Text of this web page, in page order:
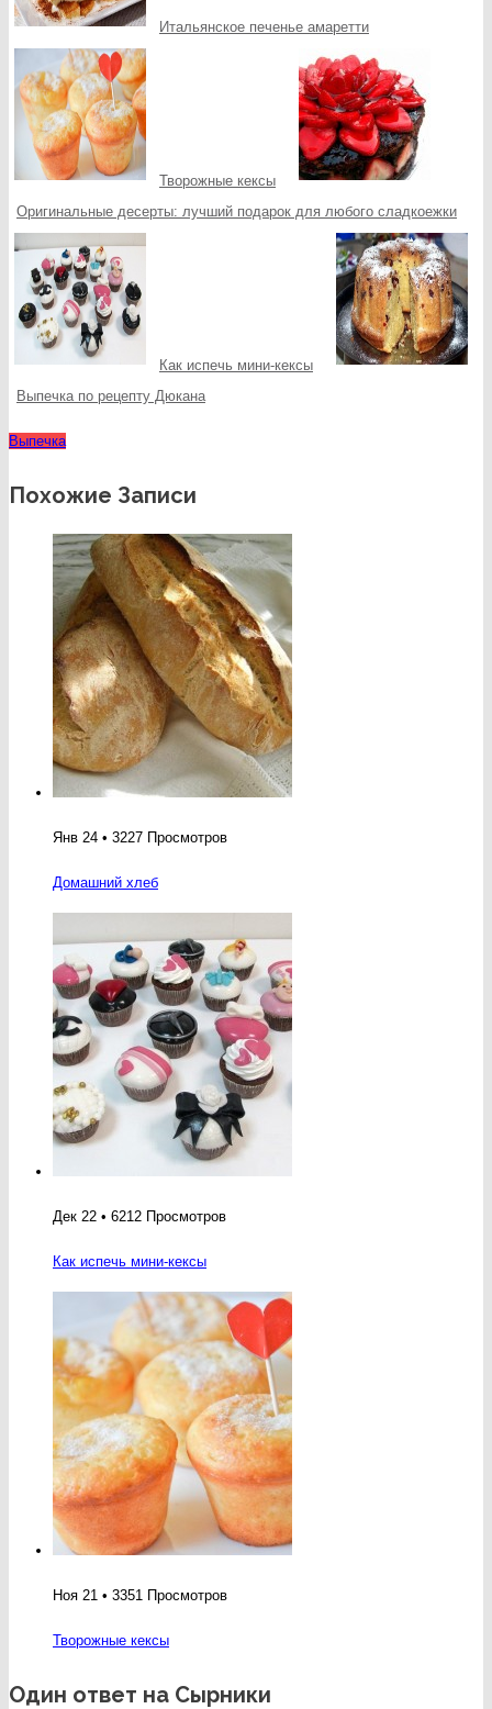
Итальянское печенье амаретти
Творожные кексы
Оригинальные десерты: лучший подарок для любого сладкоежки
Как испечь мини-кексы
Выпечка по рецепту Дюкана
Выпечка
Похожие Записи
Янв 24 • 3227 Просмотров
Домашний хлеб
Дек 22 • 6212 Просмотров
Как испечь мини-кексы
Ноя 21 • 3351 Просмотров
Творожные кексы
Один ответ на Сырники